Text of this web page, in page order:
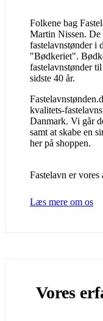
Folkene bag
Martin Nissen. De
fastelavnstønder i
"Bødkeriet".
fastelavnstønder
sidste 40 år.
kvalitets-
Danmark. Vi går
samt at skabe en
her på shoppen.
Fastelavn er
Læs mere om os
Vores